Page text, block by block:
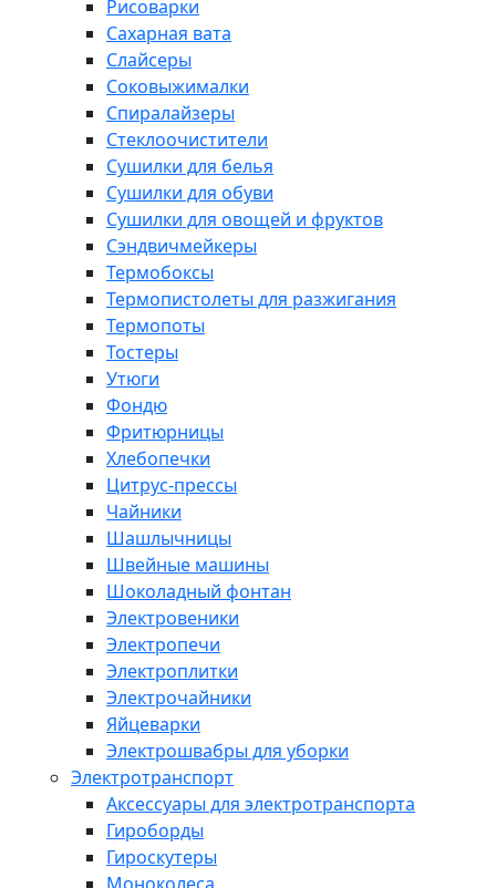
Рисоварки
Сахарная вата
Слайсеры
Соковыжималки
Спиралайзеры
Стеклоочистители
Сушилки для белья
Сушилки для обуви
Сушилки для овощей и фруктов
Сэндвичмейкеры
Термобоксы
Термопистолеты для разжигания
Термопоты
Тостеры
Утюги
Фондю
Фритюрницы
Хлебопечки
Цитрус-прессы
Чайники
Шашлычницы
Швейные машины
Шоколадный фонтан
Электровеники
Электропечи
Электроплитки
Электрочайники
Яйцеварки
Электрошвабры для уборки
Электротранспорт
Аксессуары для электротранспорта
Гироборды
Гироскутеры